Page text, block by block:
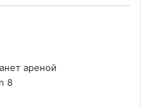
ареной
8